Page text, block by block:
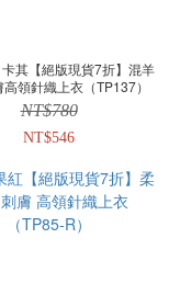
其【絕版現貨7折】混羊
領針織上衣（TP137）
NT$780
NT$546